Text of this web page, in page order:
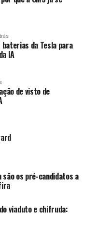
de mercadorias,
de Janeiro. Por
e
a suspensão das
(SRRF07) com vista
e atividades da
do Rio de Janeiro –
o comércio exterior
web Ales,
de imprensa e
Mazelli
baterias da Tesla para
IA
de visto de
são os pré-candidatos a
viaduto e chifruda: